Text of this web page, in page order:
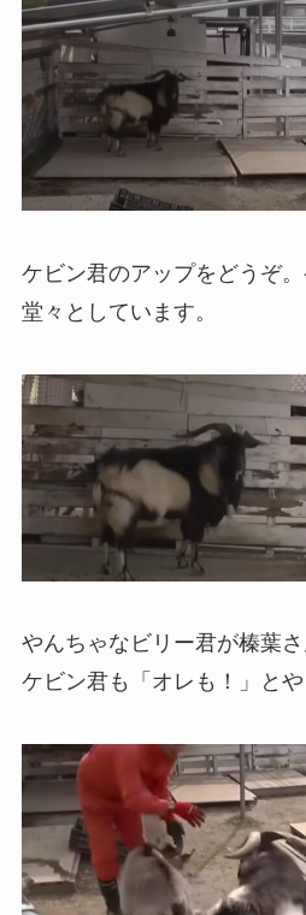
ケビン君のアップをどうぞ
堂々としています。
やんちゃなビリー君が榛葉さ
ケビン君も「オレも！」とや